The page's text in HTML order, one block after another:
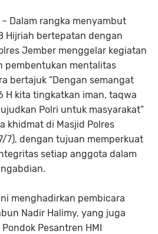
Dalam rangka menyambut
Hijriah bertepatan dengan
Jember menggelar kegiatan
pembentukan mentalitas
bertajuk “Dengan semangat
H kita tingkatkan iman, taqwa
Polri untuk masyarakat”
khidmat di Masjid Polres
7), dengan tujuan memperkuat
setiap anggota dalam
menghadirkan pembicara
Nadir Halimy, yang juga
Pesantren HMI